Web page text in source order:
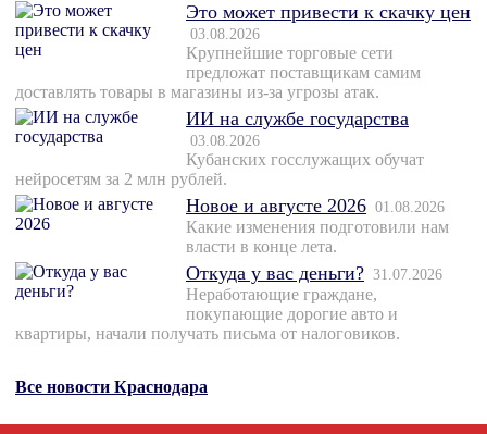
Это может привести к скачку цен
03.08.2026
Крупнейшие торговые сети
предложат поставщикам самим
доставлять товары в магазины из-за угрозы атак.
ИИ на службе государства
03.08.2026
Кубанских госслужащих обучат
нейросетям за 2 млн рублей.
Новое и августе 2026 01.08.2026
Какие изменения подготовили нам
власти в конце лета.
Откуда у вас деньги? 31.07.2026
Неработающие граждане,
покупающие дорогие авто и
квартиры, начали получать письма от налоговиков.
Все новости Краснодара